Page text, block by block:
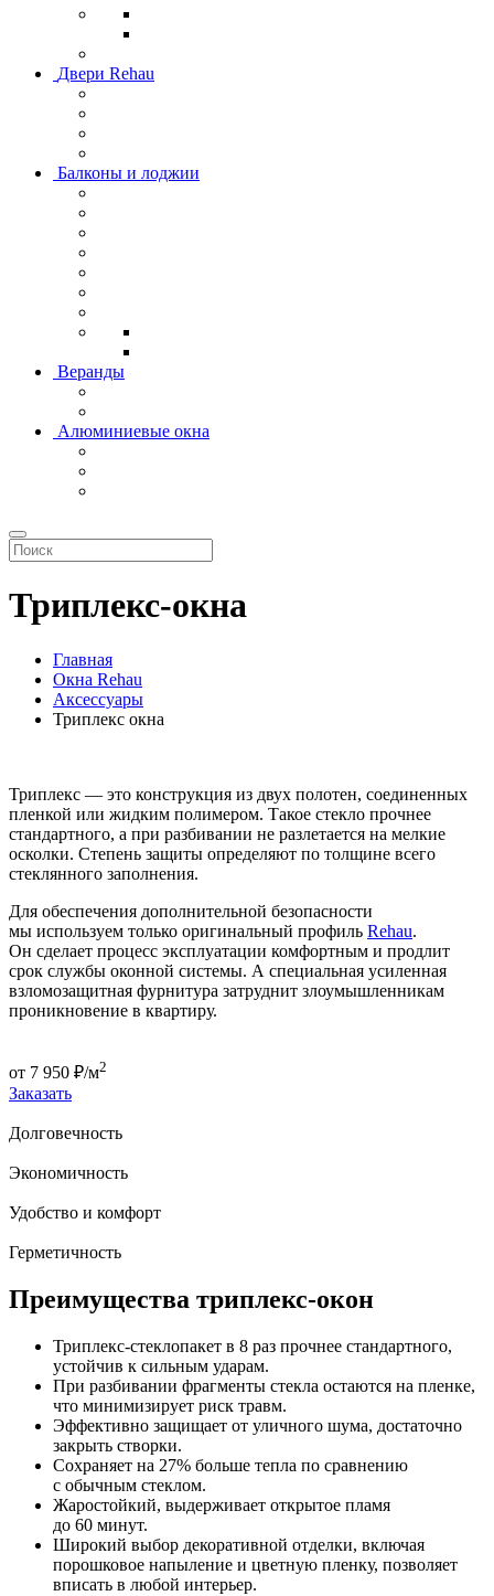
Двери Rehau
Балконы и лоджии
Веранды
Алюминиевые окна
Триплекс-окна
Главная
Окна Rehau
Аксессуары
Триплекс окна
Триплекс — это конструкция из двух полотен, соединенных
пленкой или жидким полимером. Такое стекло прочнее
стандартного, а при разбивании не разлетается на мелкие
осколки. Степень защиты определяют по толщине всего
стеклянного заполнения.
Для обеспечения дополнительной безопасности
мы используем только оригинальный профиль Rehau.
Он сделает процесс эксплуатации комфортным и продлит
срок службы оконной системы. А специальная усиленная
взломозащитная фурнитура затруднит злоумышленникам
проникновение в квартиру.
от 7 950 ₽/м2
Заказать
Долговечность
Экономичность
Удобство и комфорт
Герметичность
Преимущества триплекс-окон
Триплекс-стеклопакет в 8 раз прочнее стандартного,
устойчив к сильным ударам.
При разбивании фрагменты стекла остаются на пленке,
что минимизирует риск травм.
Эффективно защищает от уличного шума, достаточно
закрыть створки.
Сохраняет на 27% больше тепла по сравнению
с обычным стеклом.
Жаростойкий, выдерживает открытое пламя
до 60 минут.
Широкий выбор декоративной отделки, включая
порошковое напыление и цветную пленку, позволяет
вписать в любой интерьер.